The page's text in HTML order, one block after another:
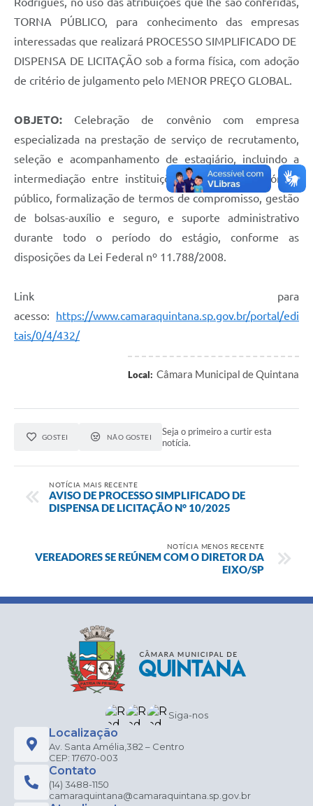
TORNA PÚBLICO, para conhecimento das empresas
interessadas que realizará PROCESSO SIMPLIFICADO DE
DISPENSA DE LICITAÇÃO sob a forma física, com adoção
de critério de julgamento pelo MENOR PREÇO GLOBAL.
OBJETO: Celebração de convênio com empresa
especializada na prestação de serviço de recrutamento,
seleção e acompanhamento de estagiário, incluindo a
intermediação entre instituições de ensino e o órgão
público, formalização de termos de compromisso, gestão
de bolsas-auxílio e seguro, e suporte administrativo
durante todo o período do estágio, conforme as
disposições da Lei Federal nº 11.788/2008.
Link para
acesso: https://www.camaraquintana.sp.gov.br/portal/edi
tais/0/4/432/
Local: Câmara Municipal de Quintana
GOSTEI NÃO GOSTEI
Seja o primeiro a curtir esta
notícia.
NOTÍCIA MAIS RECENTE
AVISO DE PROCESSO SIMPLIFICADO DE
DISPENSA DE LICITAÇÃO N° 10/2025
NOTÍCIA MENOS RECENTE
VEREADORES SE REÚNEM COM O DIRETOR DA
EIXO/SP
Siga-nos
Localização
Av. Santa Amélia,382 – Centro
CEP: 17670-003
Contato
(14) 3488-1150
camaraquintana@camaraquintana.sp.gov.br